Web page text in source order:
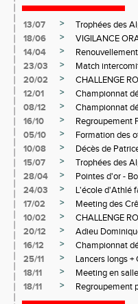
13/07 >
Trophées des
18/06
>
VIGILANCE
14/04
>
23/03
>
Match
20/02
>
CHALLENGE
12/01
>
Championnat
08/12
>
Championnat
16/10
>
Regroupement
05/10
>
Formation des
10/08
>
Décès de
15/07
>
Trophées des
28/04
>
Pointes d'or -
24/03
>
L'école d'Athlé
17/02
>
Meeting des
10/02
>
CHALLENGE
20/12
>
Adieu
16/12
>
Championnat
25/11
>
Lancers longs
18/11
>
Meeting en
18/11
> Regroupement